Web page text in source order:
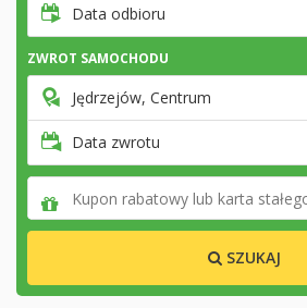
Data odbioru
ZWROT SAMOCHODU
Jędrzejów, Centrum
Data zwrotu
SZUKAJ